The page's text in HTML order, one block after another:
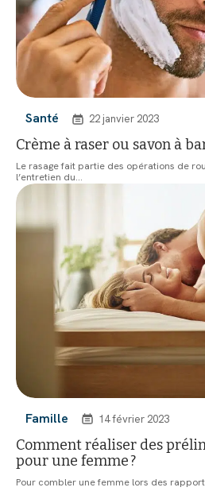
Santé 22 janvier 2023
Crème à raser ou savon à
Le rasage fait partie des opérations de
l’entretien du…
Famille 14 février 2023
Comment réaliser des
pour une femme ?
Pour combler une femme lors des